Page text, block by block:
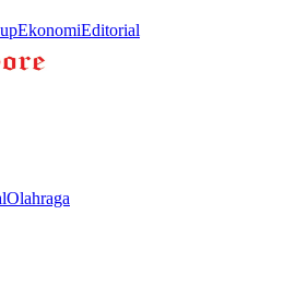
EkonomiEditorial
Olahraga